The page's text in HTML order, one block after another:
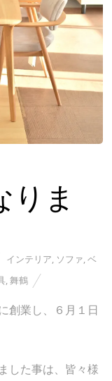
りま
インテリア ソファ ,ベ
,舞鶴
創業し、６月１日
した事は、皆々様